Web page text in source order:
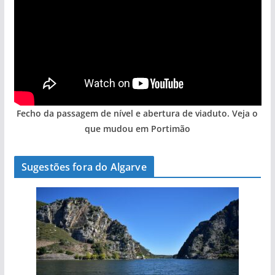
Fecho da passagem de nível e abertura de viaduto. Veja o
que mudou em Portimão
Sugestões fora do Algarve
A aldeia mais portuguesa de Portugal (com